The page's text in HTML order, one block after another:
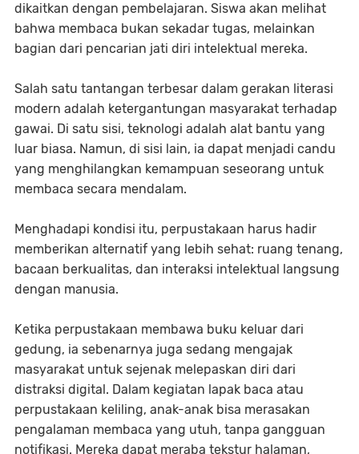
dikaitkan dengan pembelajaran. Siswa akan melihat
bahwa membaca bukan sekadar tugas, melainkan
bagian dari pencarian jati diri intelektual mereka.
Salah satu tantangan terbesar dalam gerakan literasi
modern adalah ketergantungan masyarakat terhadap
gawai. Di satu sisi, teknologi adalah alat bantu yang
luar biasa. Namun, di sisi lain, ia dapat menjadi candu
yang menghilangkan kemampuan seseorang untuk
membaca secara mendalam.
Menghadapi kondisi itu, perpustakaan harus hadir
memberikan alternatif yang lebih sehat: ruang tenang,
bacaan berkualitas, dan interaksi intelektual langsung
dengan manusia.
Ketika perpustakaan membawa buku keluar dari
gedung, ia sebenarnya juga sedang mengajak
masyarakat untuk sejenak melepaskan diri dari
distraksi digital. Dalam kegiatan lapak baca atau
perpustakaan keliling, anak-anak bisa merasakan
pengalaman membaca yang utuh, tanpa gangguan
notifikasi. Mereka dapat meraba tekstur halaman,